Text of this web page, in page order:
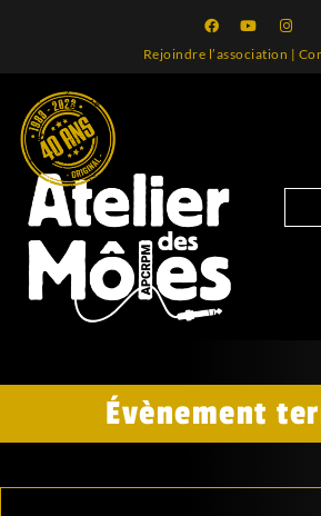
Rejoindre l’association |
Évènement